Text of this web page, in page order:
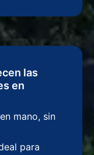
las
en
mano, sin
para